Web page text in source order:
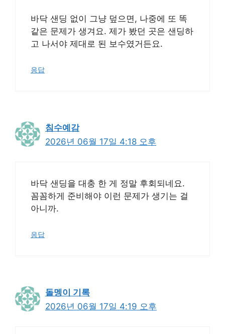
바닥 샌딩 없이 그냥 덮으면, 나중에 또 똑
같은 문제가 생겨요. 제가 봤던 곳은 샌딩하
고 나서야 제대로 된 보수였거든요.
응답
침수예감
2026년 06월 17일 4:18 오후
바닥 샌딩을 대충 한 게 정말 후회되네요.
꼼꼼하게 준비해야 이런 문제가 생기는 걸
아니까.
응답
돌멩이 기록
2026년 06월 17일 4:19 오후